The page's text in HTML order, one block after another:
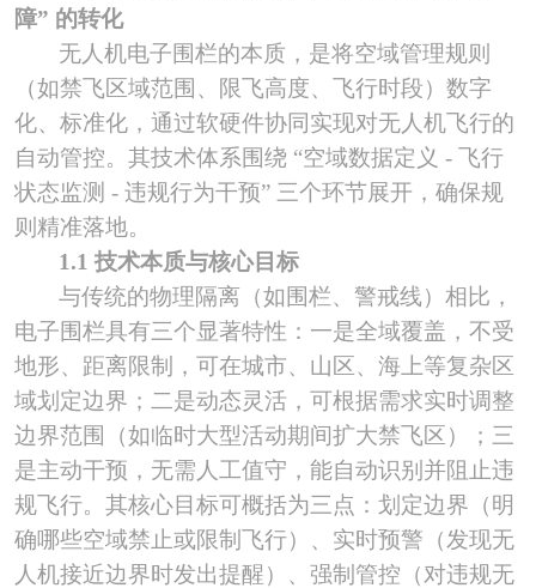
障” 的转化
无人机电子围栏的本质，是将空域管理规则
（如禁飞区域范围、限飞高度、飞行时段）数字
化、标准化，通过软硬件协同实现对无人机飞行的
自动管控。其技术体系围绕 “空域数据定义 - 飞行
状态监测 - 违规行为干预” 三个环节展开，确保规
则精准落地。
1.1 技术本质与核心目标
与传统的物理隔离（如围栏、警戒线）相比，
电子围栏具有三个显著特性：一是全域覆盖，不受
地形、距离限制，可在城市、山区、海上等复杂区
域划定边界；二是动态灵活，可根据需求实时调整
边界范围（如临时大型活动期间扩大禁飞区）；三
是主动干预，无需人工值守，能自动识别并阻止违
规飞行。其核心目标可概括为三点：划定边界（明
确哪些空域禁止或限制飞行）、实时预警（发现无
人机接近边界时发出提醒）、强制管控（对违规无